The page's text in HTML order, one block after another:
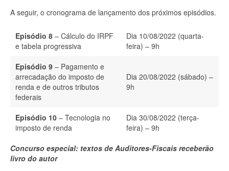
A seguir, o cronograma de lançamento dos próximos episódios.
Episódio 8 – Cálculo do IRPF
e tabela progressiva
Dia 10/08/2022 (quarta-
feira) – 9h
Episódio 9 – Pagamento e
arrecadação do imposto de
renda e de outros tributos
federais
Dia 20/08/2022 (sábado) –
9h
Episódio 10 – Tecnologia no
imposto de renda
Dia 30/08/2022 (terça-
feira) – 9h
Concurso especial: textos de Auditores-Fiscais receberão
livro do autor